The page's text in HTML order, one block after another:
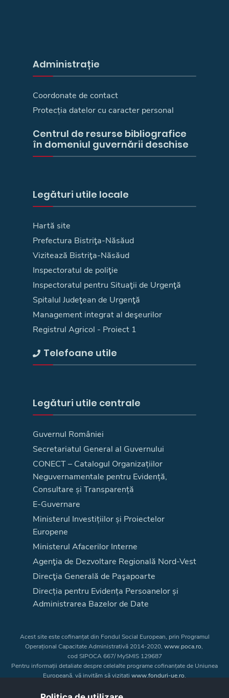
Administrație
Coordonate de contact
Protecția datelor cu caracter personal
Centrul de resurse bibliografice
în domeniul guvernării deschise
Legături utile locale
Hartă site
Prefectura Bistriţa-Năsăud
Vizitează Bistriţa-Năsăud
Inspectoratul de poliţie
Inspectoratul pentru Situaţii de Urgenţă
Spitalul Judeţean de Urgenţă
Management integrat al deşeurilor
Registrul Agricol - Proiect 1
Telefoane utile
Legături utile centrale
Guvernul României
Secretariatul General al Guvernului
CONECT – Catalogul Organizațiilor
Neguvernamentale pentru Evidență,
Consultare și Transparență
E-Guvernare
Ministerul Investițiilor și Proiectelor
Europene
Ministerul Afacerilor Interne
Agenţia de Dezvoltare Regională Nord-Vest
Direcţia Generală de Paşapoarte
Direcția pentru Evidența Persoanelor și
Administrarea Bazelor de Date
Acest site este cofinanțat din Fondul Social European, prin Programul
Operațional Capacitate Administrativă 2014-2020, www.poca.ro,
cod SIPOCA 667/ MySMIS 129687
Pentru informații detaliate despre celelalte programe cofinanțate de Uniunea
Europeană, vă invităm să vizitați www.fonduri-ue.ro.
a Uniunii Europene. Întreaga responsabilitate asupra